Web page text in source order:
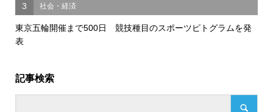
3 社会・経済
東京五輪開催まで500日 競技種目のスポーツピトグラムを発
表
記事検索